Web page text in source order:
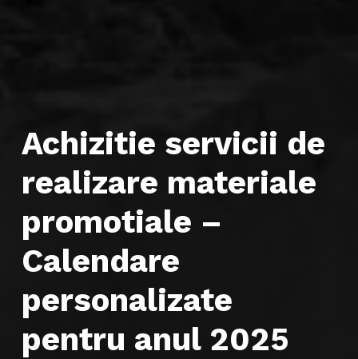
Achizitie servicii de
realizare materiale
promotiale –
Calendare
personalizate
pentru anul 2025